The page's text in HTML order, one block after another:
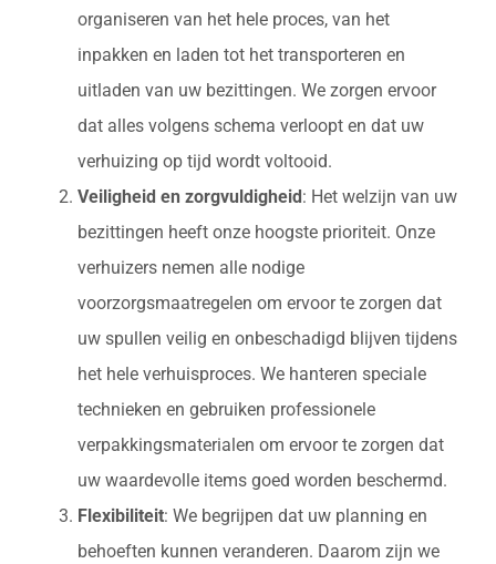
organiseren van het hele proces, van het
inpakken en laden tot het transporteren en
uitladen van uw bezittingen. We zorgen ervoor
dat alles volgens schema verloopt en dat uw
verhuizing op tijd wordt voltooid.
Veiligheid en zorgvuldigheid : Het welzijn van uw
bezittingen heeft onze hoogste prioriteit. Onze
verhuizers nemen alle nodige
voorzorgsmaatregelen om ervoor te zorgen dat
uw spullen veilig en onbeschadigd blijven tijdens
het hele verhuisproces. We hanteren speciale
technieken en gebruiken professionele
verpakkingsmaterialen om ervoor te zorgen dat
uw waardevolle items goed worden beschermd.
Flexibiliteit: We begrijpen dat uw planning en
behoeften kunnen veranderen. Daarom zijn we